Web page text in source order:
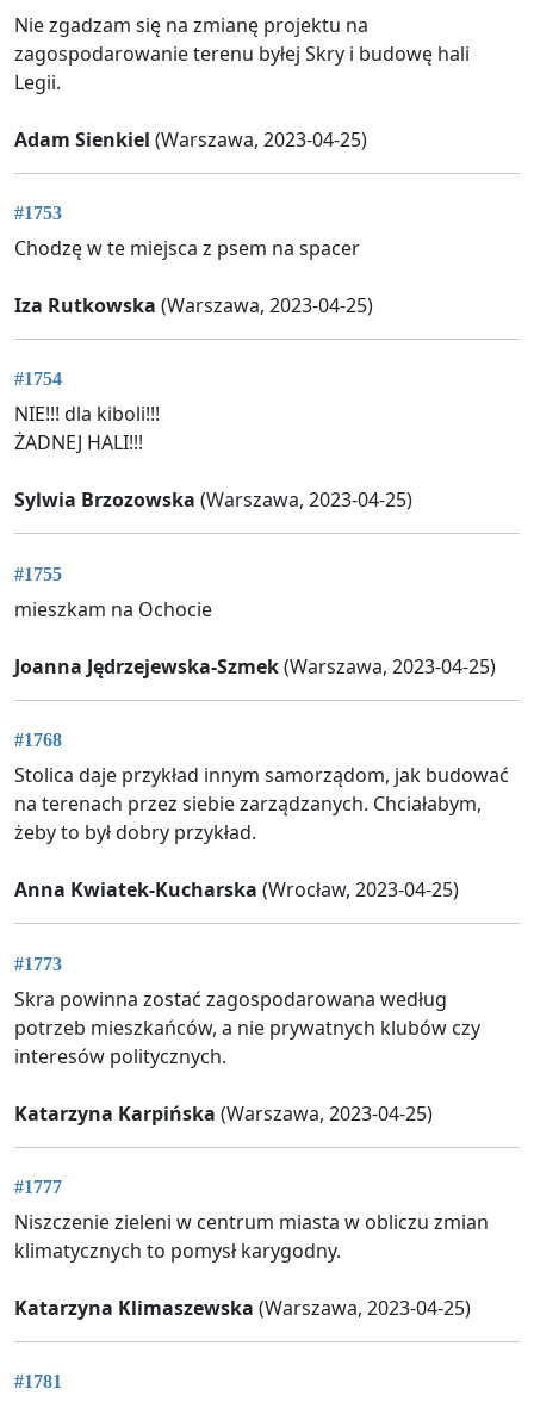
Nie zgadzam się na zmianę projektu na
zagospodarowanie terenu byłej Skry i budowę hali
Legii.
Adam Sienkiel (Warszawa, 2023-04-25)
#1753
Chodzę w te miejsca z psem na spacer
Iza Rutkowska (Warszawa, 2023-04-25)
#1754
NIE!!! dla kiboli!!!
ŻADNEJ HALI!!!
Sylwia Brzozowska (Warszawa, 2023-04-25)
#1755
mieszkam na Ochocie
Joanna Jędrzejewska-Szmek(Warszawa, 2023-04-25)
#1768
Stolica daje przykład innym samorządom, jak budować
na terenach przez siebie zarządzanych. Chciałabym,
żeby to był dobry przykład.
Anna Kwiatek-Kucharska (Wrocław, 2023-04-25)
#1773
Skra powinna zostać zagospodarowana według
potrzeb mieszkańców, a nie prywatnych klubów czy
interesów politycznych.
Katarzyna Karpińska (Warszawa, 2023-04-25)
#1777
Niszczenie zieleni w centrum miasta w obliczu zmian
klimatycznych to pomysł karygodny.
Katarzyna Klimaszewska (Warszawa, 2023-04-25)
#1781